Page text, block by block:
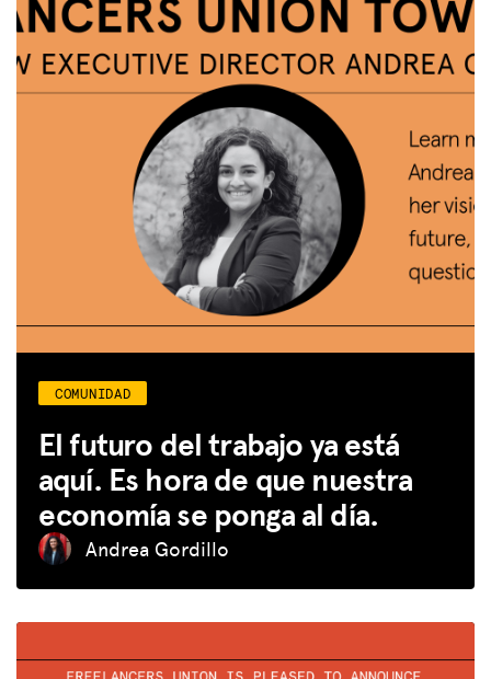
DEFENSA
RECURSOS
CHISPA
BLOG
DISFRUTA DE LAS VENTAJAS
CENTRO DE IMPUESTOS
EVENTOS
ASESORAMIENTO JURÍDICO
QUIÉNES SOMOS
Donar
UNIRSE
COMUNIDAD
El futuro del trabajo ya está
aquí. Es hora de que nuestra
economía se ponga al día.
Andrea Gordillo